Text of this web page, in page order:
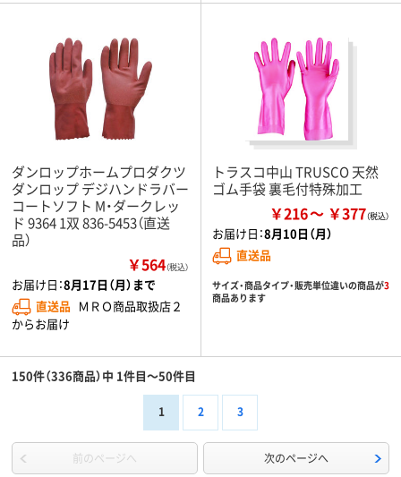
ダンロップホームプロダクツ
ダンロップ デジハンドラバー
コートソフト M・ダークレッ
ド 9364 1双 836-5453（直送
品）
￥564（税込）
お届け日：8月17日（月）まで
直送品 ＭＲＯ商品取扱店２
からお届け
トラスコ中山 TRUSCO 天然
ゴム手袋 裏毛付特殊加工
￥216 ￥377
お届け日：8月10日（月）
直送品
サイズ・商品タイプ・販売単位違いの商品が3
商品あります
150件（336商品）中 1件目～50件目
1 2 3
前のページへ 次のページへ